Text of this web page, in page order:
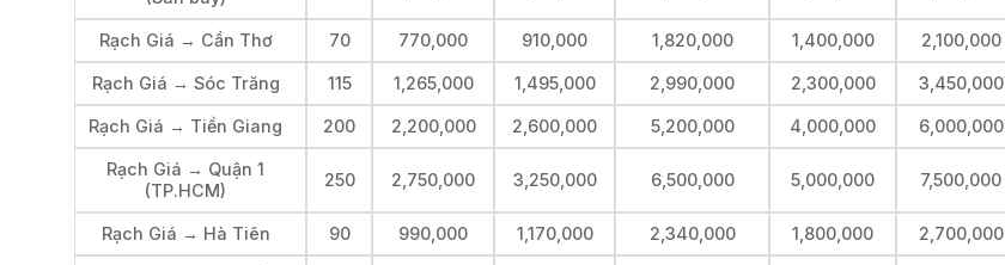
Rạch Giá → Cần Thơ 70 770,000 910,000 1,820,000 1,400,000 2,100,000
Rạch Giá → Sóc Trăng 115 1,265,000 1,495,000 2,990,000 2,300,000 3,450,000
Rạch Giá → Tiền Giang 200 2,200,000 2,600,000 5,200,000 4,000,000 6,000,000
Rạch Giá → Quận 1
(TP.HCM)
250 2,750,000 3,250,000 6,500,000 5,000,000 7,500,000
Rạch Giá → Hà Tiên 90 990,000 1,170,000 2,340,000 1,800,000 2,700,000